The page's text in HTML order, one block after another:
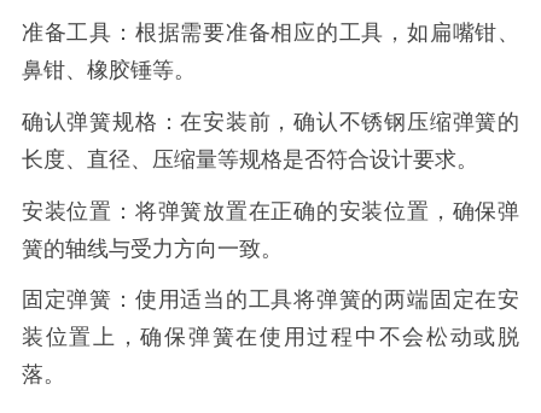
准备工具：根据需要准备相应的工具，如扁嘴钳、
鼻钳、橡胶锤等。
确认弹簧规格：在安装前，确认不锈钢压缩弹簧的
长度、直径、压缩量等规格是否符合设计要求。
安装位置：将弹簧放置在正确的安装位置，确保弹
簧的轴线与受力方向一致。
固定弹簧：使用适当的工具将弹簧的两端固定在安
装位置上，确保弹簧在使用过程中不会松动或脱
落。